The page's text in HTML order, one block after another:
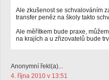
Ale zkušenost se schvalováním
transfer peněz na školy takto
Ale měřítkem bude praxe,
na krajích a u zřizovatelů bude
Anonymní řekl(a)...
4. října 2010 v 13:51